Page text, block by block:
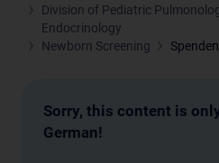
Division of Pediatric
Endocrinology
Newborn Screening
Sorry, this content is
German!